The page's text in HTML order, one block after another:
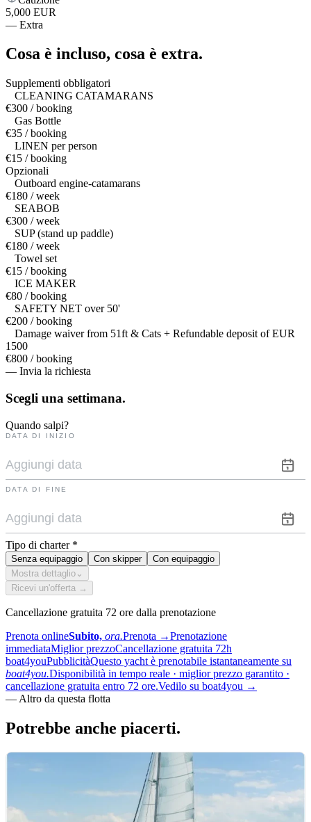
5,000 EUR
— Extra
Cosa è incluso, cosa è extra.
Supplementi obbligatori
CLEANING CATAMARANS
€300 / booking
Gas Bottle
€35 / booking
LINEN per person
€15 / booking
Opzionali
Outboard engine-catamarans
€180 / week
SEABOB
€300 / week
SUP (stand up paddle)
€180 / week
Towel set
€15 / booking
ICE MAKER
€80 / booking
SAFETY NET over 50'
€200 / booking
Damage waiver from 51ft & Cats + Refundable deposit of EUR
1500
€800 / booking
— Invia la richiesta
Scegli una settimana.
Quando salpi?
DATA DI INIZIO
DATA DI FINE
Tipo di charter *
Senza equipaggio Con skipper
Con equipaggio
Mostra dettaglio ⌄
Ricevi un'offerta →
Cancellazione gratuita 72 ore dalla prenotazione
Prenota onlineSubito, ora.Prenota →Prenotazione
immediataMiglior prezzoCancellazione gratuita 72h
boat4youPubblicitàQuesto yacht è prenotabile istantaneamente su
boat4you.Disponibilità in tempo reale · miglior prezzo garantito ·
cancellazione gratuita entro 72 ore.Vedilo su boat4you →
— Altro da questa flotta
Potrebbe anche piacerti.